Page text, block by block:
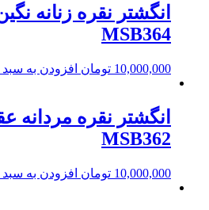
انگشتر نقره زنانه
MSB364
10,000,000 تومان افزودن به
انگشتر نقره
MSB362
10,000,000 تومان افزودن به